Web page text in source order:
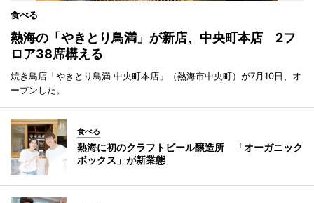
食べる
熱海の「やきとり鳥満」が新店、中央町本店 2フ
ロア38席構える
焼き鳥店「やきとり鳥満 中央町本店」（熱海市中央町）が7月10日、オ
ープンした。
食べる
熱海に初のクラフトビール醸造所 「オーガニック
ボックス」が新業態